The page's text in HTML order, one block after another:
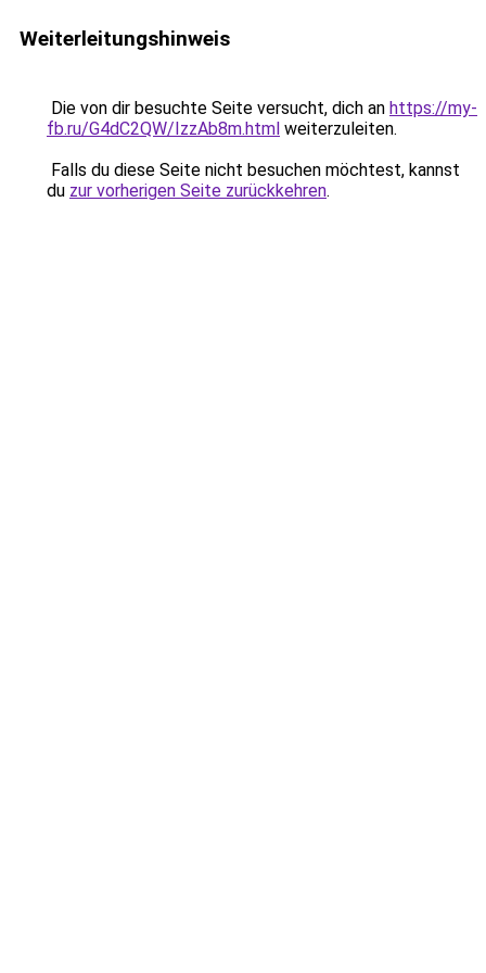
Weiterleitungshinweis
Die von dir besuchte Seite versucht, dich an https://my-
fb.ru/G4dC2QW/IzzAb8m.html weiterzuleiten.
Falls du diese Seite nicht besuchen möchtest, kannst
du zur vorherigen Seite zurückkehren.